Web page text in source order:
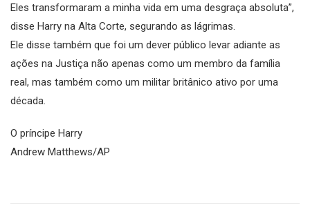
Eles transformaram a minha vida em uma desgraça absoluta”,
disse Harry na Alta Corte, segurando as lágrimas.
Ele disse também que foi um dever público levar adiante as
ações na Justiça não apenas como um membro da família
real, mas também como um militar britânico ativo por uma
década.
O príncipe Harry
Andrew Matthews/AP